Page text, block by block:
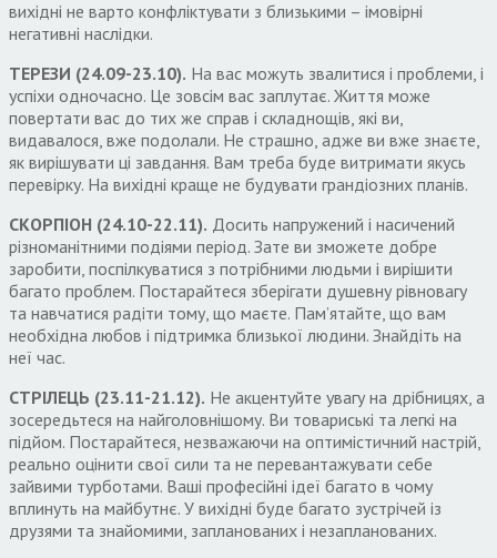
вихідні не варто конфліктувати з близькими – імовірні
негативні наслідки.
ТЕРЕЗИ (24.09-23.10). На вас можуть звалитися і проблеми, і
успіхи одночасно. Це зовсім вас заплутає. Життя може
повертати вас до тих же справ і складнощів, які ви,
видавалося, вже подолали. Не страшно, адже ви вже знаєте,
як вирішувати ці завдання. Вам треба буде витримати якусь
перевірку. На вихідні краще не будувати грандіозних планів.
СКОРПІОН (24.10-22.11). Досить напружений і насичений
різноманітними подіями період. Зате ви зможете добре
заробити, поспілкуватися з потрібними людьми і вирішити
багато проблем. Постарайтеся зберігати душевну рівновагу
та навчатися радіти тому, що маєте. Пам’ятайте, що вам
необхідна любов і підтримка близької людини. Знайдіть на
неї час.
СТРІЛЕЦЬ (23.11-21.12). Не акцентуйте увагу на дрібницях, а
зосередьтеся на найголовнішому. Ви товариські та легкі на
підйом. Постарайтеся, незважаючи на оптимістичний настрій,
реально оцінити свої сили та не перевантажувати себе
зайвими турботами. Ваші професійні ідеї багато в чому
вплинуть на майбутнє. У вихідні буде багато зустрічей із
друзями та знайомими, запланованих і незапланованих.